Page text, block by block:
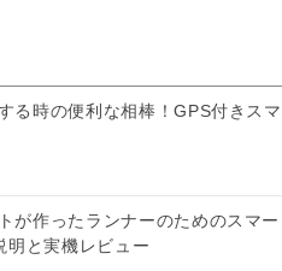
る時の便利な相棒！GPS付きス
が作ったランナーのためのスマ
明と実機レビュー